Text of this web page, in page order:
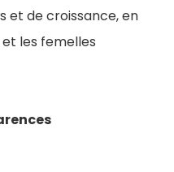
et de croissance, en
les femelles